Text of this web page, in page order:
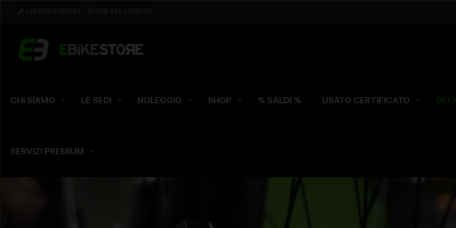
CHI SIAMO LE SEDI NOLEGGIO SHOP % SALDI % USATO CERTIFICATO
SERVIZI PREMIUM